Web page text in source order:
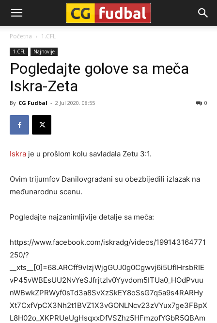
CG-
Fudbal
Početna 1.CFL
1.CFL Najnovije
Pogledajte golove sa meča
Iskra-Zeta
By CG Fudbal - 2 Jul 2020. 08:55 0
Iskra je u prošlom kolu savladala Zetu 3:1.
Ovim trijumfov Danilovgrađani su obezbijedili izlazak na
međunarodnu scenu.
Pogledajte najzanimljivije detalje sa meča:
https://www.facebook.com/iskradg/videos/199143164771
250/?
__xts__[0]=68.ARCff9vIzjWjgGUJ0g0Cgwvj6i5UfIHrsbRIE
vP45vWBEsUU2NvYeSJfrjtzlv0Yyvdom5ITUa0_HOdPvuu
nWBwkZPRWyf0sTd3a8SvXzSkEY8oSsG7q5a9s4RARHy
Xt7CxfVpCX3Nh2t1BVZ1X3vGONLNcv23zVYux7ge3FBpX
L8H02o_XKPRUeUgHsqxxDfVSZhz5HFmzofYGbR5QBAm